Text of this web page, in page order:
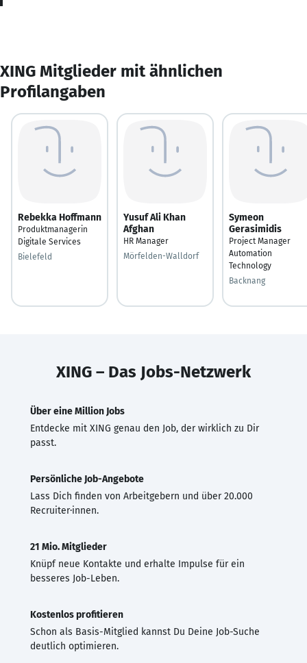
XING Mitglieder mit ähnlichen
Profilangaben
Rebekka Hoffmann
Produktmanagerin
Digitale Services
Bielefeld
Yusuf Ali Khan
Afghan
HR Manager
Mörfelden-Walldorf
Symeon
Gerasimidis
Project Manager
Automation
Technology
Backnang
XING – Das Jobs-Netzwerk
Über eine Million Jobs
Entdecke mit XING genau den Job, der wirklich zu Dir
passt.
Persönliche Job-Angebote
Lass Dich finden von Arbeitgebern und über 20.000
Recruiter·innen.
21 Mio. Mitglieder
Knüpf neue Kontakte und erhalte Impulse für ein
besseres Job-Leben.
Kostenlos profitieren
Schon als Basis-Mitglied kannst Du Deine Job-Suche
deutlich optimieren.